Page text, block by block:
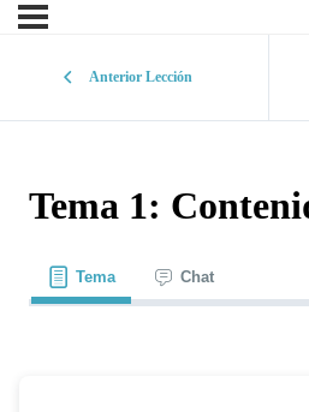
Anterior Lección
Tema 1:
Tema Chat